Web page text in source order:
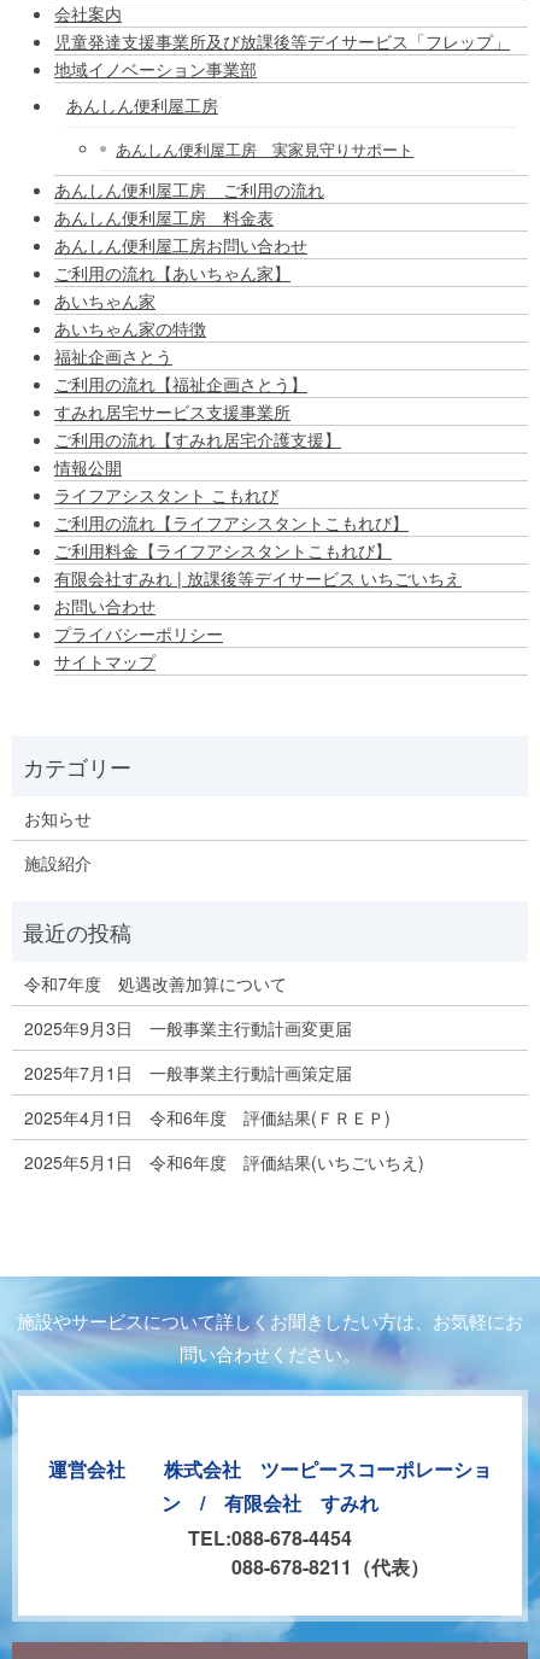
会社案内
児童発達支援事業所及び放課後等デイサービス「フレップ」
地域イノベーション事業部
あんしん便利屋工房
あんしん便利屋工房 実家見守りサポート
あんしん便利屋工房 ご利用の流れ
あんしん便利屋工房 料金表
あんしん便利屋工房お問い合わせ
ご利用の流れ【あいちゃん家】
あいちゃん家
あいちゃん家の特徴
福祉企画さとう
ご利用の流れ【福祉企画さとう】
すみれ居宅サービス支援事業所
ご利用の流れ【すみれ居宅介護支援】
情報公開
ライフアシスタント こもれび
ご利用の流れ【ライフアシスタントこもれび】
ご利用料金【ライフアシスタントこもれび】
有限会社すみれ | 放課後等デイサービス いちごいちえ
お問い合わせ
プライバシーポリシー
サイトマップ
お知らせ
施設紹介
令和7年度 処遇改善加算について
2025年9月3日 一般事業主行動計画変更届
2025年7月1日 一般事業主行動計画策定届
2025年4月1日 令和6年度 評価結果(ＦＲＥＰ)
2025年5月1日 令和6年度 評価結果(いちごいちえ)
施設やサービスについて詳しくお聞きしたい方は、お気軽にお
問い合わせください。
運営会社 株式会社 ツーピースコーポレーショ
ン / 有限会社 すみれ
TEL:088-678-4454
088-678-8211（代表）